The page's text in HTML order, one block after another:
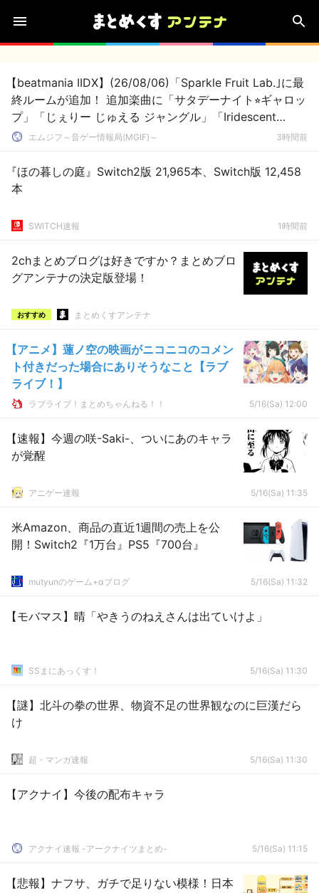
【beatmania IIDX】(26/08/06)「Sparkle Fruit Lab.｣に最
終ルームが追加！ 追加楽曲に「サタデーナイト⭐︎ギャロッ
プ」「じぇりー じゅえる ジャングル」「Iridescent
Memories」が登場！！
エムジフ～音ゲー情報局(MGIF)～ 3時間前
『ほの暮しの庭』Switch2版 21,965本、Switch版 12,458
本
SWITCH速報 1時間前
2chまとめブログは好きですか？まとめブロ
グアンテナの決定版登場！
おすすめ まとめくすアンテナ
【アニメ】蓮ノ空の映画がニコニコのコメン
ト付きだった場合にありそうなこと【ラブ
ライブ！】
ラブライブ！まとめちゃんねる！！ 5/16(Sa) 12:00
【速報】今週の咲-Saki-、ついにあのキャラ
が覚醒
アニゲー速報 5/16(Sa) 11:35
米Amazon、商品の直近1週間の売上を公
開！Switch2『1万台』PS5『700台』
mutyunのゲーム+αブログ 5/16(Sa) 11:32
【モバマス】晴「やきうのねえさんは出ていけよ」
SSまにあっくす！ 5/16(Sa) 11:30
【謎】北斗の拳の世界、物資不足の世界観なのに巨漢だら
け
超・マンガ速報 5/16(Sa) 11:30
【アクナイ】今後の配布キャラ
アクナイ速報 -アークナイツまとめ- 5/16(Sa) 11:15
【悲報】ナフサ、ガチで足りない模様！日本